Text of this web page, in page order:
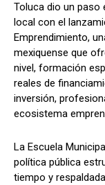
Toluca dio un
local con el
Emprendimiento,
mexiquense que
nivel, formación
reales de
inversión,
ecosistema
La Escuela
política pública
tiempo y